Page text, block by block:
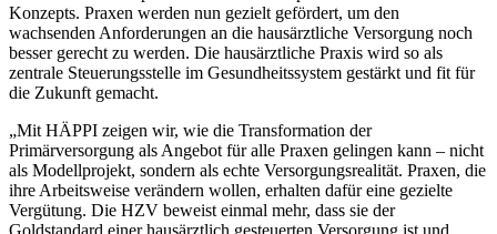
Konzepts. Praxen werden nun gezielt gefördert, um den
wachsenden Anforderungen an die hausärztliche Versorgung noch
besser gerecht zu werden. Die hausärztliche Praxis wird so als
zentrale Steuerungsstelle im Gesundheitssystem gestärkt und fit für
die Zukunft gemacht.
„Mit HÄPPI zeigen wir, wie die Transformation der
Primärversorgung als Angebot für alle Praxen gelingen kann – nicht
als Modellprojekt, sondern als echte Versorgungsrealität. Praxen, die
ihre Arbeitsweise verändern wollen, erhalten dafür eine gezielte
Vergütung. Die HZV beweist einmal mehr, dass sie der
Goldstandard einer hausärztlich gesteuerten Versorgung ist und